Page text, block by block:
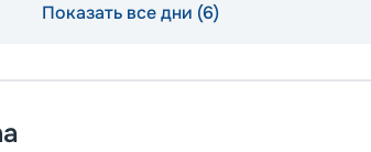
Показать все дни (6)